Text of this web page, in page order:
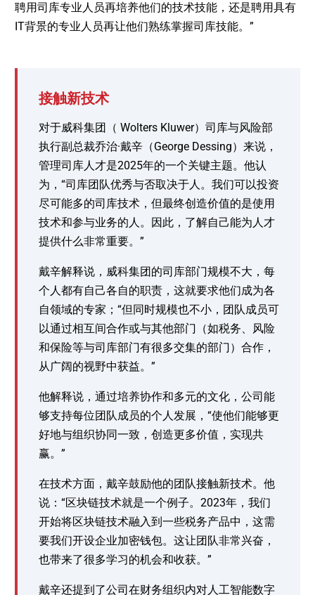
聘用司库专业人员再培养他们的技术技能，还是聘用具有
IT背景的专业人员再让他们熟练掌握司库技能。”
接触新技术
对于威科集团（ Wolters Kluwer）司库与风险部
执行副总裁乔治·戴辛（George Dessing）来说，
管理司库人才是2025年的一个关键主题。他认
为，“司库团队优秀与否取决于人。我们可以投资
尽可能多的司库技术，但最终创造价值的是使用
技术和参与业务的人。因此，了解自己能为人才
提供什么非常重要。”
戴辛解释说，威科集团的司库部门规模不大，每
个人都有自己各自的职责，这就要求他们成为各
自领域的专家；“但同时规模也不小，团队成员可
以通过相互间合作或与其他部门（如税务、风险
和保险等与司库部门有很多交集的部门）合作，
从广阔的视野中获益。”
他解释说，通过培养协作和多元的文化，公司能
够支持每位团队成员的个人发展，“使他们能够更
好地与组织协同一致，创造更多价值，实现共
赢。”
在技术方面，戴辛鼓励他的团队接触新技术。他
说：“区块链技术就是一个例子。2023年，我们
开始将区块链技术融入到一些税务产品中，这需
要我们开设企业加密钱包。这让团队非常兴奋，
也带来了很多学习的机会和收获。”
戴辛还提到了公司在财务组织内对人工智能数字